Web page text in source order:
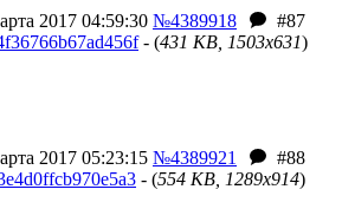
2017 04:59:30 №4389918
#87
- (431 KB, 1503x631)
2017 05:23:15 №4389921
#88
- (554 KB, 1289x914)